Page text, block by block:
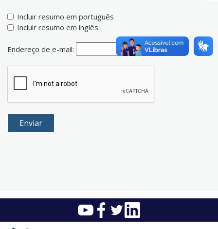
Incluir resumo em português
Incluir resumo em inglês
Endereço de e-mail: